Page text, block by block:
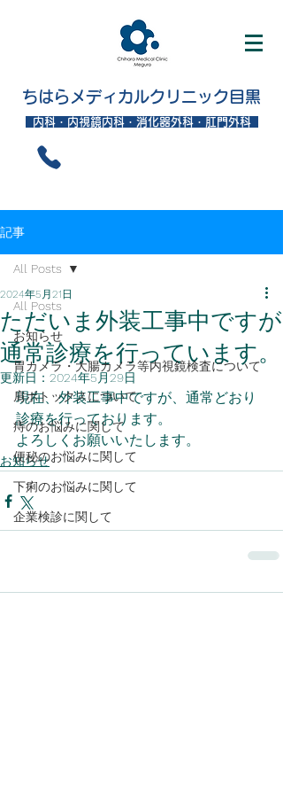
ちはらメディカルクリニック目黒
内科・内視鏡内科・消化器外科・肛門外科
記事
All Posts
お知らせ
胃カメラ・大腸カメラ等内視鏡検査について
肩ボトックスについて
痔のお悩みに関して
便秘のお悩みに関して
下痢のお悩みに関して
企業検診に関して
All Posts
ただいま外装工事中ですが
通常診療を行っています。
2024年5月21日
更新日： 2024年5月29日
現在、外装工事中ですが、通常どおり
診療を行っております。
よろしくお願いいたします。
お知らせ